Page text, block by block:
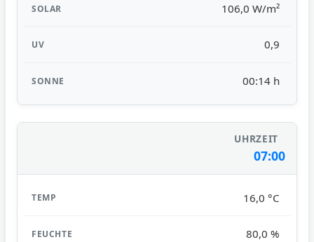
106,0 W/m²
0,9
00:14 h
07:00
16,0 °C
80,0 %